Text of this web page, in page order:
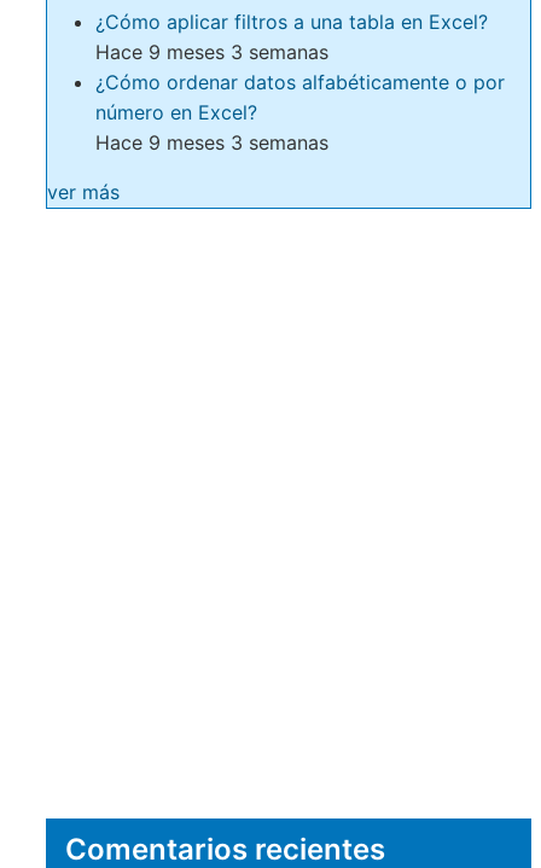
¿Cómo aplicar filtros a una tabla en Excel?
Hace 9 meses 3 semanas
¿Cómo ordenar datos alfabéticamente o por
número en Excel?
Hace 9 meses 3 semanas
ver más
Comentarios recientes